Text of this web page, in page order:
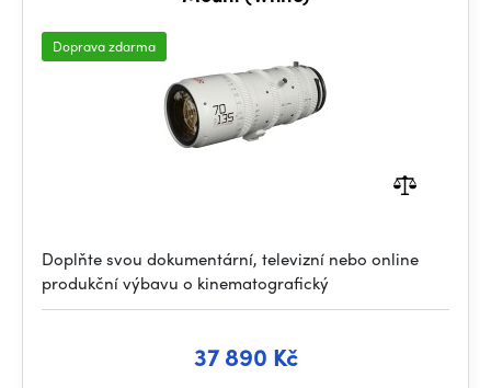
Doprava zdarma
Doplňte svou dokumentární, televizní nebo online
produkční výbavu o kinematografický
37 890 Kč